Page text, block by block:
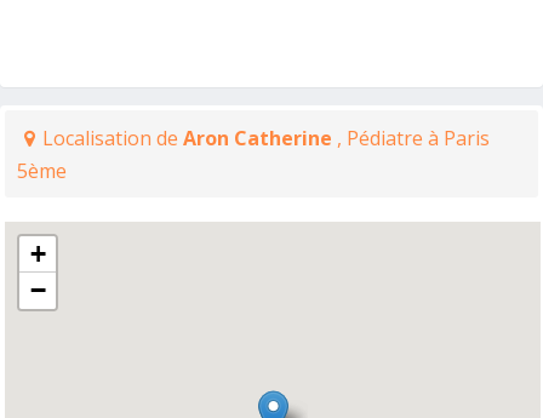
Localisation de Aron Catherine , Pédiatre à Paris
5ème
+
−